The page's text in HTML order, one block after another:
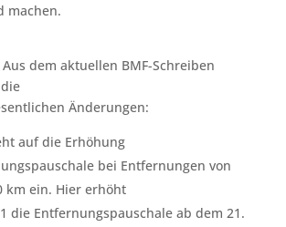
machen.
Aus dem aktuellen BMF-Schreiben
Änderungen:
auf die Erhöhung
bei Entfernungen von
km ein. Hier erhöht
die Entfernungspauschale ab dem 21.